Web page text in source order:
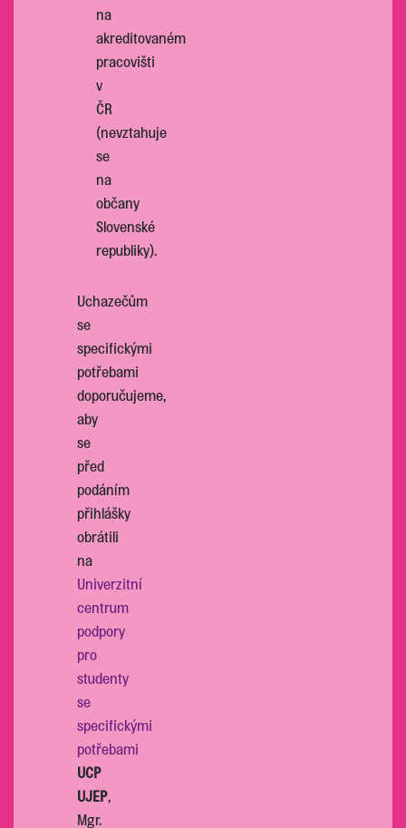
na
akreditovaném
pracovišti
v
ČR
(nevztahuje
se
na
občany
Slovenské
republiky).
Uchazečům
se
specifickými
potřebami
doporučujeme,
aby
se
před
podáním
přihlášky
obrátili
na
Univerzitní
centrum
podpory
pro
studenty
se
specifickými
potřebami
UCP
UJEP,
Mgr.